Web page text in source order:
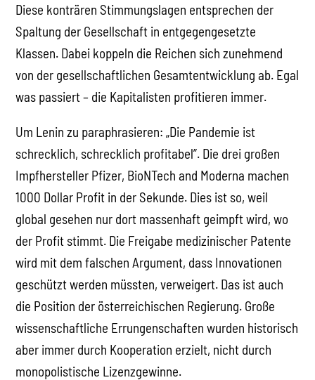
Diese konträren Stimmungslagen entsprechen der
Spaltung der Gesellschaft in entgegengesetzte
Klassen. Dabei koppeln die Reichen sich zunehmend
von der gesellschaftlichen Gesamtentwicklung ab. Egal
was passiert – die Kapitalisten profitieren immer.
Um Lenin zu paraphrasieren: „Die Pandemie ist
schrecklich, schrecklich profitabel”. Die drei großen
Impfhersteller Pfizer, BioNTech and Moderna machen
1000 Dollar Profit in der Sekunde. Dies ist so, weil
global gesehen nur dort massenhaft geimpft wird, wo
der Profit stimmt. Die Freigabe medizinischer Patente
wird mit dem falschen Argument, dass Innovationen
geschützt werden müssten, verweigert. Das ist auch
die Position der österreichischen Regierung. Große
wissenschaftliche Errungenschaften wurden historisch
aber immer durch Kooperation erzielt, nicht durch
monopolistische Lizenzgewinne.